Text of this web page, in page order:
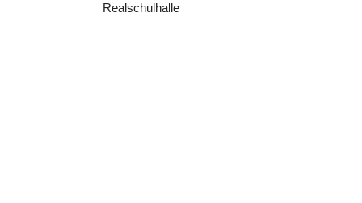
Realschulhalle